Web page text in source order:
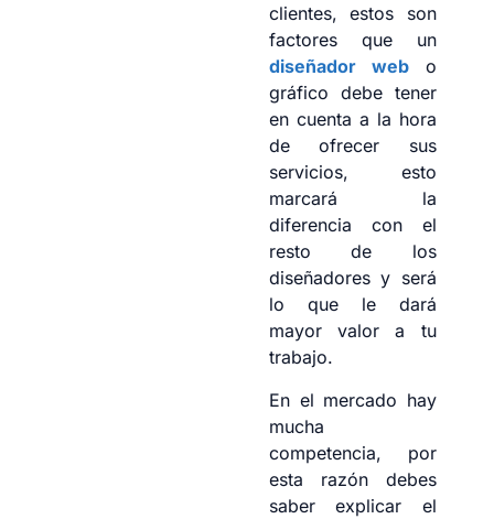
clientes, estos son
factores que un
diseñador webo
gráfico debe tener
en cuenta a la hora
de ofrecer sus
servicios, esto
marcará la
diferencia con el
resto de los
diseñadores y será
lo que le dará
mayor valor a tu
trabajo.
En el mercado hay
mucha
competencia, por
esta razón debes
saber explicar el